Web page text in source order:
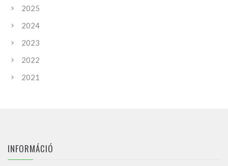
2025
2024
2023
2022
2021
INFORMÁCIÓ